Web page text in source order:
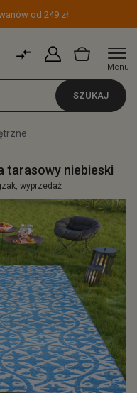
od 249 zł
Menu
SZUKAJ
tarasowy niebieski
wyprzedaż